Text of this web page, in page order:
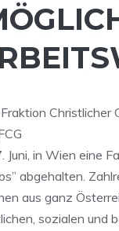
Christlicher
Juni, in Wien eine
abgehalten.
aus ganz
sozialen und